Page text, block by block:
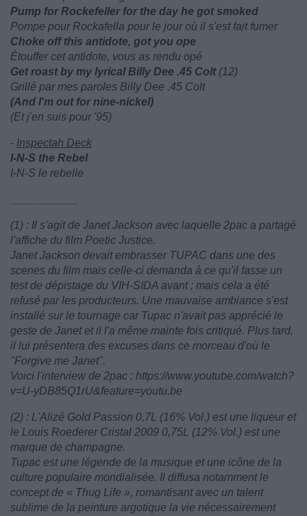
Pump for Rockefeller for the day he got smoked
Pompe pour Rockafella pour le jour où il s'est fait fumer
Choke off this antidote, got you ope
Étouffer cet antidote, vous as rendu opé
Get roast by my lyrical Billy Dee .45 Colt(12)
Grillé par mes paroles Billy Dee .45 Colt
(And I'm out for nine-nickel)
(Et j'en suis pour '95)
- Inspectah Deck
I-N-S the Rebel
I-N-S le rebelle
(1) : Il s'agit de Janet Jackson avec laquelle 2pac a partagé
l'affiche du film Poetic Justice.
Janet Jackson devait embrasser TUPAC dans une des
scenes du film mais celle-ci demanda à ce qu'il fasse un
test de dépistage du VIH-SIDA avant ; mais cela a été
refusé par les producteurs. Une mauvaise ambiance s'est
installé sur le tournage car Tupac n'avait pas apprécié le
geste de Janet et il l'a même mainte fois critiqué. Plus tard,
il lui présentera des excuses dans ce morceau d'où le
"Forgive me Janet".
Voici l'interview de 2pac : https://www.youtube.com/watch?
v=U-yDB85Q1rU&feature=youtu.be
(2) : L'Alizé Gold Passion 0,7L (16% Vol.) est une liqueur et
le Louis Roederer Cristal 2009 0,75L (12% Vol.) est une
marque de champagne.
Tupac est une légende de la musique et une icône de la
culture populaire mondialisée. Il diffusa notamment le
concept de « Thug Life », romantisant avec un talent
sublime de la peinture argotique la vie nécessairement